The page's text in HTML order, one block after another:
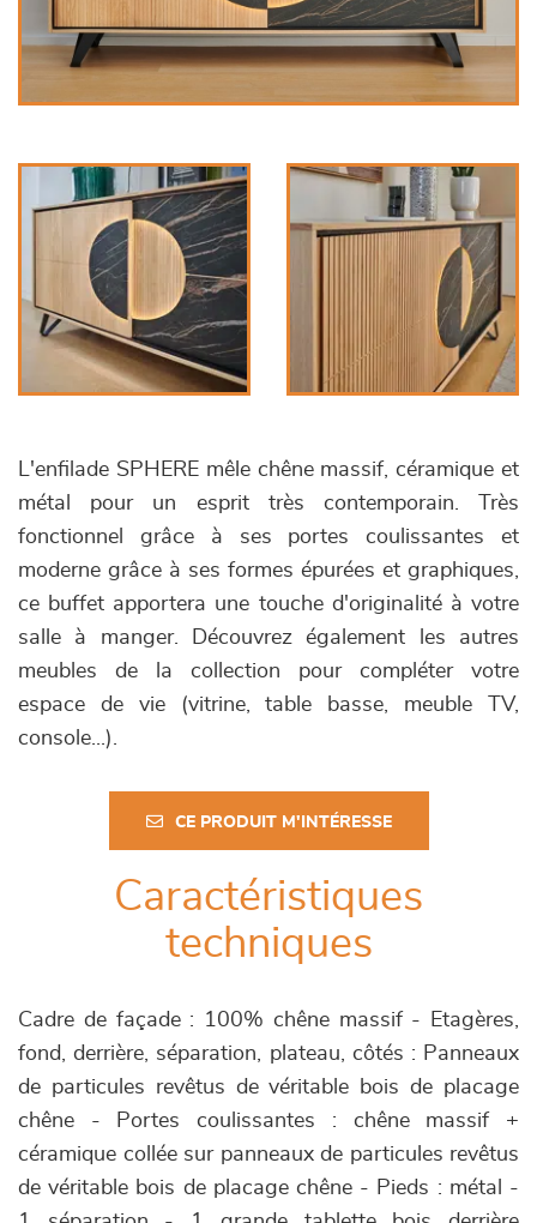
L'enfilade SPHERE mêle chêne massif, céramique et
métal pour un esprit très contemporain. Très
fonctionnel grâce à ses portes coulissantes et
moderne grâce à ses formes épurées et graphiques,
ce buffet apportera une touche d'originalité à votre
salle à manger. Découvrez également les autres
meubles de la collection pour compléter votre
espace de vie (vitrine, table basse, meuble TV,
console...).
CE PRODUIT M'INTÉRESSE
Caractéristiques
techniques
Cadre de façade : 100% chêne massif - Etagères,
fond, derrière, séparation, plateau, côtés : Panneaux
de particules revêtus de véritable bois de placage
chêne - Portes coulissantes : chêne massif +
céramique collée sur panneaux de particules revêtus
de véritable bois de placage chêne - Pieds : métal -